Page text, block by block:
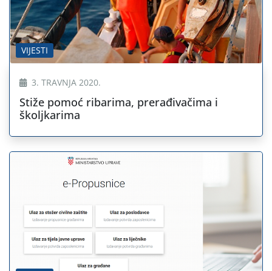
VIJESTI
3. TRAVNJA 2020.
Stiže pomoć ribarima, prerađivačima i
školjkarima